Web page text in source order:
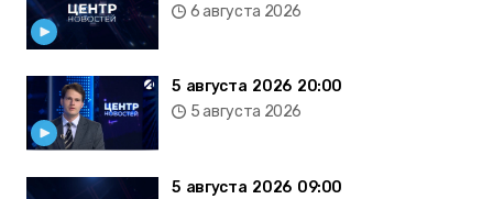
6 августа 2026
5 августа 2026 20:00
5 августа 2026
5 августа 2026 09:00